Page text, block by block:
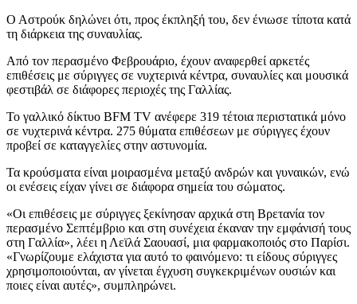
Ο Αστρούκ δηλώνει ότι, προς έκπληξή του, δεν ένιωσε τίποτα κατά
τη διάρκεια της συναυλίας.
Από τον περασμένο Φεβρουάριο, έχουν αναφερθεί αρκετές
επιθέσεις με σύριγγες σε νυχτερινά κέντρα, συναυλίες και μουσικά
φεστιβάλ σε διάφορες περιοχές της Γαλλίας.
Το γαλλικό δίκτυο BFM TV ανέφερε 319 τέτοια περιστατικά μόνο
σε νυχτερινά κέντρα. 275 θύματα επιθέσεων με σύριγγες έχουν
προβεί σε καταγγελίες στην αστυνομία.
Τα κρούσματα είναι μοιρασμένα μεταξύ ανδρών και γυναικών, ενώ
οι ενέσεις είχαν γίνει σε διάφορα σημεία του σώματος.
«Οι επιθέσεις με σύριγγες ξεκίνησαν αρχικά στη Βρετανία τον
περασμένο Σεπτέμβριο και στη συνέχεια έκαναν την εμφάνισή τους
στη Γαλλία», λέει η Λεϊλά Σαουασί, μια φαρμακοποιός στο Παρίσι.
«Γνωρίζουμε ελάχιστα για αυτό το φαινόμενο: τι είδους σύριγγες
χρησιμοποιούνται, αν γίνεται έγχυση συγκεκριμένων ουσιών και
ποιες είναι αυτές», συμπληρώνει.